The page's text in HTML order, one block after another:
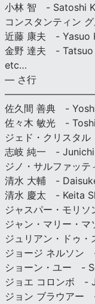
小林 智 - Satoshi
コンスタンティン
近藤 康夫 - Yasuo
金野 達夫 - Tatsuo
etc…
— さ行
佐久間 善典 -
佐々木 敏光 -
ジェド・クリスタ
志岐 純一 - Junichi
ジノ・サルファッ
清水 大輔 -
清水 慶太 - Keita
ジャスパー・モリ
ジャン・マリー・
ジュリアン・ドゥ
ジョージ ネルソン
ショーン・ユー -
ジョエ コロンボ -
ジョン ブラウアー